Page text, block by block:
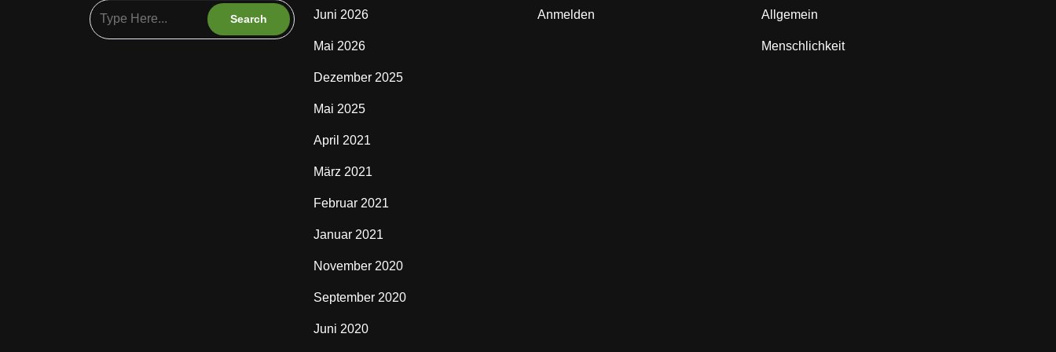
Juni 2026
Mai 2026
Dezember 2025
Mai 2025
April 2021
März 2021
Februar 2021
Januar 2021
November 2020
September 2020
Juni 2020
Anmelden Allgemein
Menschlichkeit